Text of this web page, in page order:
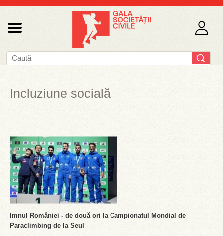
Incluziune socială
Imnul României - de două ori la Campionatul Mondial de
Paraclimbing de la Seul